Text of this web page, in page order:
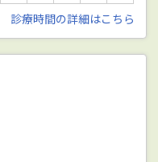
診療時間の詳細はこちら